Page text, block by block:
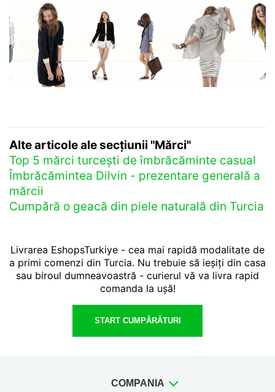
Alte articole ale secțiunii "Mărci"
Top 5 mărci turcești de îmbrăcăminte casual
Îmbrăcămintea Dilvin - prezentare generală a
mărcii
Cumpără o geacă din piele naturală din Turcia
Livrarea EshopsTurkiye - cea mai rapidă modalitate de
a primi comenzi din Turcia. Nu trebuie să ieșiți din casa
sau biroul dumneavoastră - curierul vă va livra rapid
comanda la ușă!
START CUMPĂRĂTURI
COMPANIA